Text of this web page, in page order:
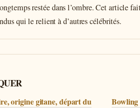
restée dans l’ombre. Cet article
qui le relient à d’autres célébrités.
origine gitane, départ du
Bowling